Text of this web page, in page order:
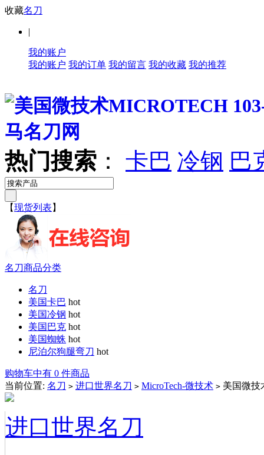
收藏名刀
|
我的账户
我的账户 我的订单 我的留言 我的收藏 我的推荐
热门搜索 ： 卡巴 冷钢 巴
【现货列表 】
名刀商品分类
名刀
美国卡巴 hot
美国冷钢 hot
美国巴克 hot
美国蜘蛛 hot
尼泊尔狗腿弯刀 hot
购物车中有 0 件商品
当前位置: 名刀 > 进口世界名刀 > MicroTech-微技术 > 美国微技
进口世界名刀